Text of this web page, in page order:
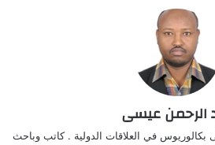
الرحمن عيسى
في العلاقات الدولية . كاتب وباحث